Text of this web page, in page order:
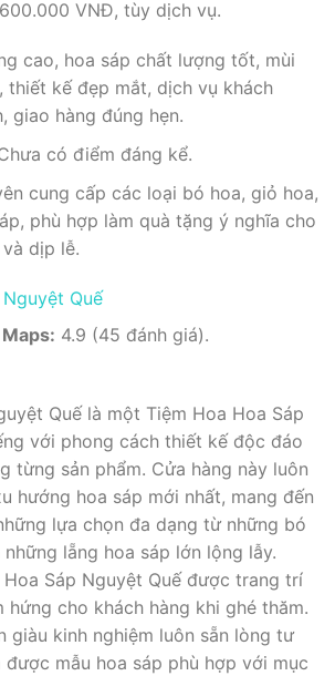
VNĐ, tùy dịch vụ.
cao, hoa sáp chất lượng tốt, mùi
thiết kế đẹp mắt, dịch vụ khách
giao hàng đúng hẹn.
có điểm đáng kể.
cung cấp các loại bó hoa, giỏ hoa,
phù hợp làm quà tặng ý nghĩa cho
dịp lễ.
Quế
4.9 (45 đánh giá).
Quế là một Tiệm Hoa Hoa Sáp
với phong cách thiết kế độc đáo
từng sản phẩm. Cửa hàng này luôn
hướng hoa sáp mới nhất, mang đến
lựa chọn đa dạng từ những bó
lẵng hoa sáp lớn lộng lẫy.
Hoa Sáp Nguyệt Quế được trang trí
hứng cho khách hàng khi ghé thăm.
giàu kinh nghiệm luôn sẵn lòng tư
mẫu hoa sáp phù hợp với mục